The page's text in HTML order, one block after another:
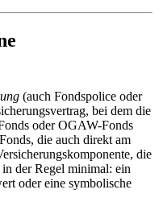
(auch Fondspolice oder
bei dem die
oder OGAW-Fonds
die auch direkt am
die
der Regel minimal: ein
oder eine symbolische